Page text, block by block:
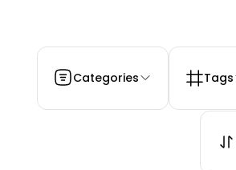
Categories Tags